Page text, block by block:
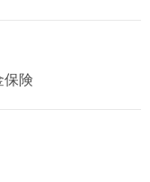
保険